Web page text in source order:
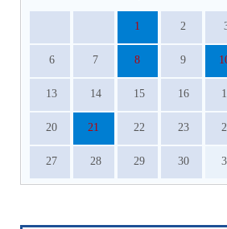
1 2
6 7 8 9
13 14 15 16
20 21 22 23
27 28 29 30